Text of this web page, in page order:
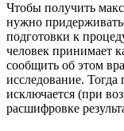
Чтобы получить
нужно
подготовки к
человек принимает
сообщить об этом
исследование. Тогда
исключается (при
расшифровке